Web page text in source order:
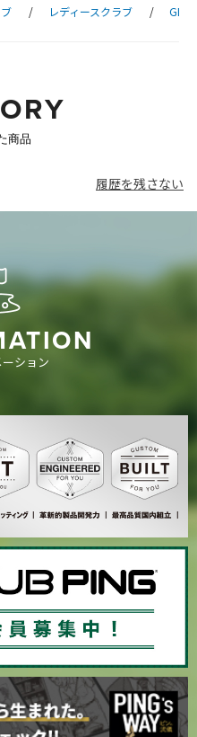
レディースクラブ GLE3
商品
履歴を残さない
ション